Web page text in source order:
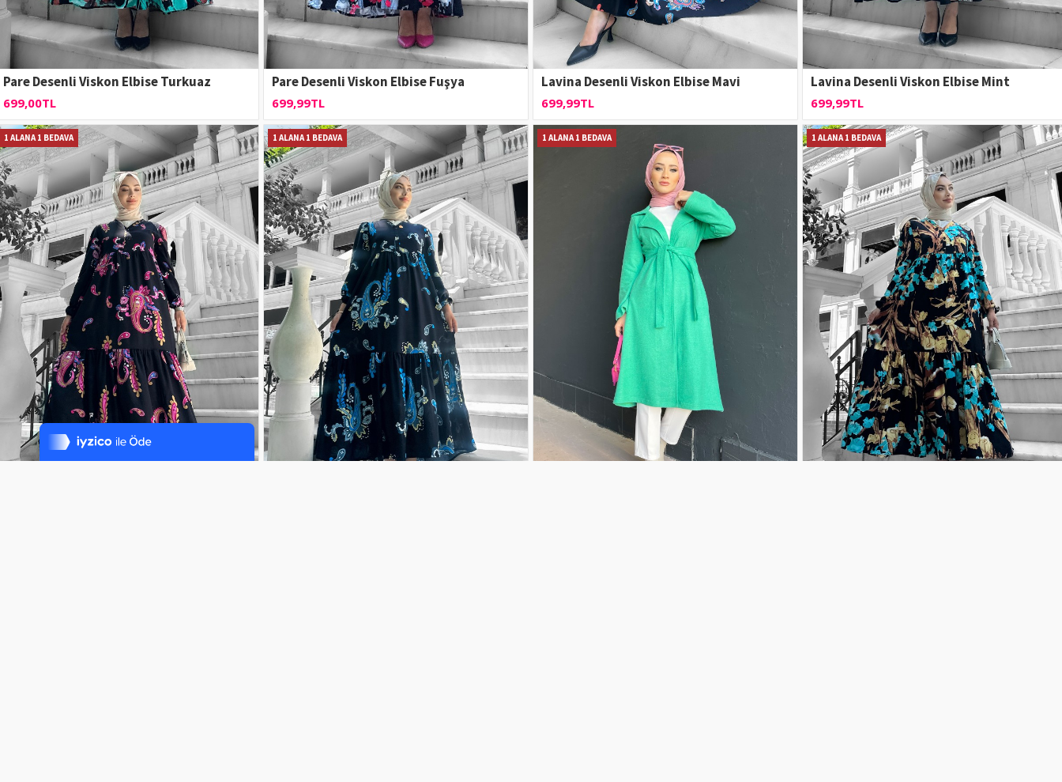
Tek Tıkla Ödeme Kolaylığı
7/24 Canlı Destek
%100 Sorunsuz Alışveriş
Pare Desenli Viskon Elbise Turkuaz
699,00TL
Pare Desenli Viskon Elbise Fuşya
699,99TL
Lavina Desenli Viskon Elbise Mavi
699,99TL
Lavina Desenli Viskon Elbise Mint
699,99TL
1 ALANA 1 BEDAVA 1 ALANA 1 BEDAVA 1 ALANA 1 BEDAVA 1 ALANA 1 BEDAVA